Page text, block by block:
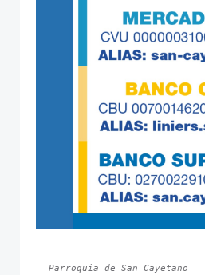
Parroquia de San Cayetano